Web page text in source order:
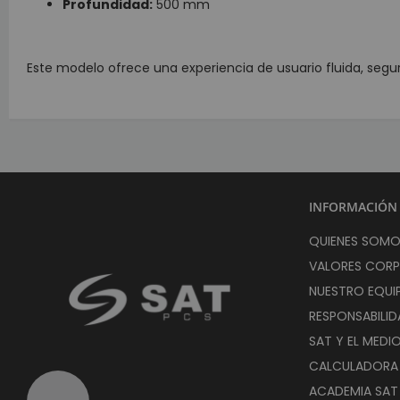
Profundidad: 500 mm
Este modelo ofrece una experiencia de usuario fluida,
INFORMACIÓN
QUIENES
VALORES
NUESTRO
SAT Y EL
ACADEMIA SAT